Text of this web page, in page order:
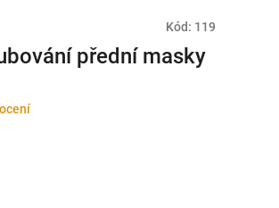
Kód: 119
přední masky